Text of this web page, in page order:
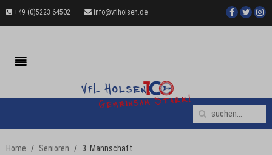
+49 (0)5223 64502 info@vflholsen.de
Home Senioren 3. Mannschaft